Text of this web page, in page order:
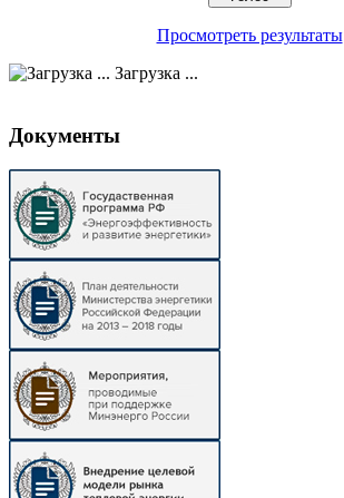
Просмотреть результаты
Загрузка ...
Документы